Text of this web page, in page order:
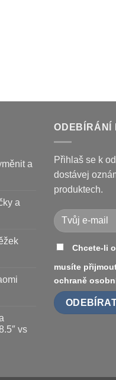
a
a
vs
ODEBÍRÁNÍ
Přihlaš se k
dostávej
produktech.
Chcete-li
musíte
ochraně